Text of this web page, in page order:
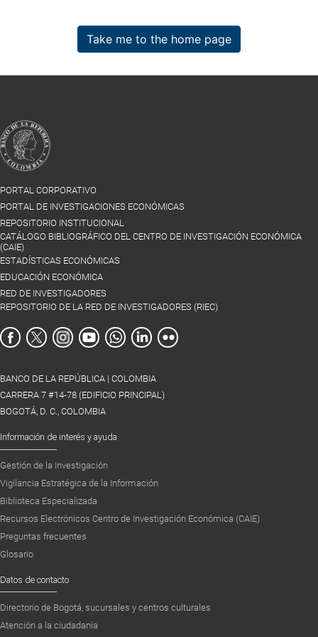
Take me to the home page
PORTAL CORPORATIVO
PORTAL DE INVESTIGACIONES ECONÓMICAS
REPOSITORIO INSTITUCIONAL
CATÁLOGO BIBLIOGRÁFICO DEL CENTRO DE INVESTIGACIÓN ECONÓMICA
(CAIE)
ESTADÍSTICAS ECONÓMICAS
EDUCACIÓN ECONÓMICA
RED DE INVESTIGADORES
REPOSITORIO DE LA RED DE INVESTIGADORES (RIEC)
BANCO DE LA REPÚBLICA | COLOMBIA
CARRERA 7 #14-78 (EDIFICIO PRINCIPAL)
BOGOTÁ, D. C., COLOMBIA
Información de interés y ayuda
Gestión de la Investigación
Vigilancia Estratégica de la Información
Biblioteca Especializada
Recursos Electrónicos Centro de Investigación Económica (CAIE)
Preguntas frecuentes
Glosario
Datos de contacto
Directorio de Bogotá, sucursales y centros culturales
Atención a la ciudadanía